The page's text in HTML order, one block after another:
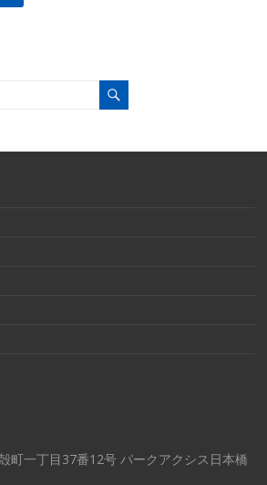
町一丁目37番12号 パークアクシス日本橋